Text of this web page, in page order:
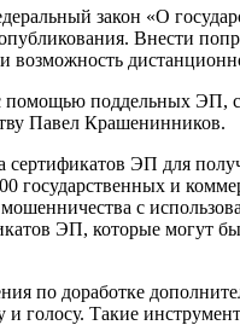
закон «О
Внести
поддельных ЭП,
Павел Крашенинников.
сертификатов ЭП для
государственных и
мошенничества с
ЭП, которые могут
по доработке
голосу. Такие